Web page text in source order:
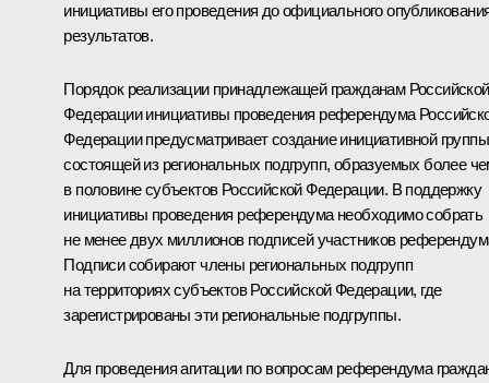
инициативы его проведения до официального
результатов.
Порядок реализации принадлежащей гражданам Российской
Федерации инициативы проведения референдума
Федерации предусматривает создание инициативной
состоящей из региональных подгрупп, образуемых более
в половине субъектов Российской Федерации. В поддержку
инициативы проведения референдума необходимо собрать
не менее двух миллионов подписей участников
Подписи собирают члены региональных подгрупп
на территориях субъектов Российской Федерации, где
зарегистрированы эти региональные подгруппы.
Для проведения агитации по вопросам референдума